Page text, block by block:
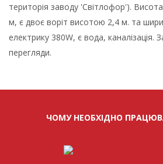
територія заводу 'Світлофор').
м, є двоє воріт висотою 2,4 м. та
електрику 380W, є вода, каналізація.
перегляди.
ЧОМУ НЕОБХІДНО